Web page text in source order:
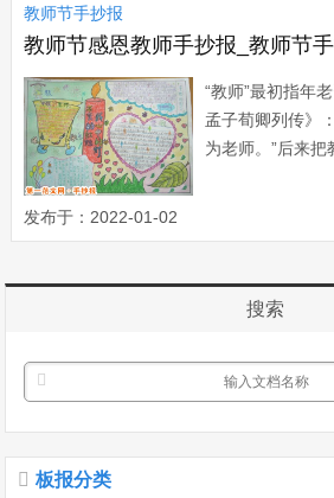
教师节手抄报
“教师”最初指年
孟子荀卿列传》
为老师。”后来把
诗：“伯安入小
发布于：2022-01-02
搜索
板报分类